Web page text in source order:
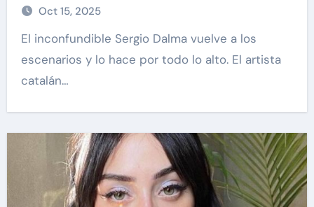
Oct 15, 2025
El inconfundible Sergio Dalma vuelve a los
escenarios y lo hace por todo lo alto. El artista
catalán…